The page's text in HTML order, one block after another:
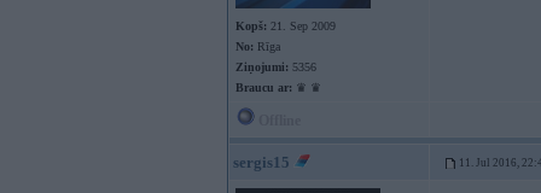
Kopš: 21. Sep 2009
No: Rīga
Ziņojumi: 5356
Braucu ar: ♛ ♛
sergis15 11. Jul 2016,